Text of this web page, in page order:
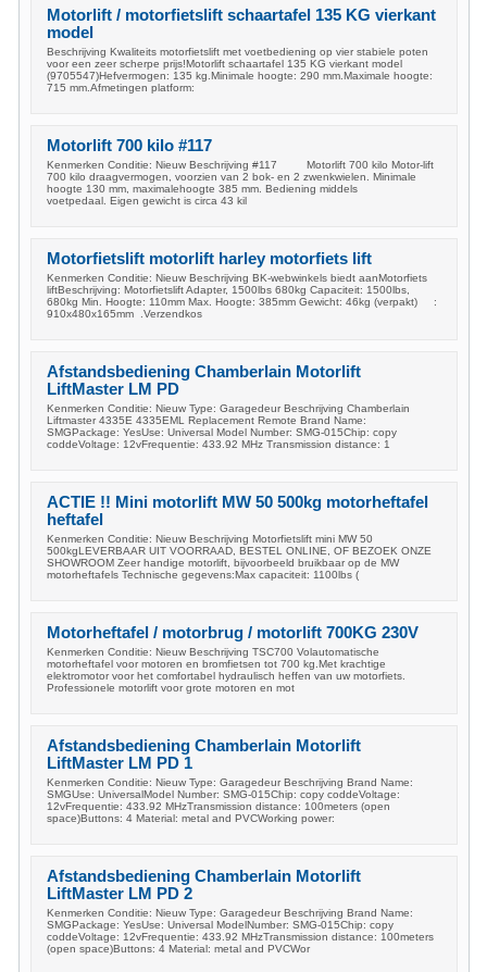
Motorlift / motorfietslift schaartafel 135 KG vierkant
model
Beschrijving Kwaliteits motorfietslift met voetbediening op vier stabiele poten
voor een zeer scherpe prijs!Motorlift schaartafel 135 KG vierkant model
(9705547)Hefvermogen: 135 kg.Minimale hoogte: 290 mm.Maximale hoogte:
715 mm.Afmetingen platform:
Motorlift 700 kilo #117
Kenmerken Conditie: Nieuw Beschrijving #117 Motorlift 700 kilo Motor-lift
700 kilo draagvermogen, voorzien van 2 bok- en 2 zwenkwielen. Minimale
hoogte 130 mm, maximalehoogte 385 mm. Bediening middels
voetpedaal. Eigen gewicht is circa 43 kil
Motorfietslift motorlift harley motorfiets lift
Kenmerken Conditie: Nieuw Beschrijving BK-webwinkels biedt aanMotorfiets
liftBeschrijving: Motorfietslift Adapter, 1500lbs 680kg Capaciteit: 1500lbs,
680kg Min. Hoogte: 110mm Max. Hoogte: 385mm Gewicht: 46kg (verpakt) :
910x480x165mm .Verzendkos
Afstandsbediening Chamberlain Motorlift
LiftMaster LM PD
Kenmerken Conditie: Nieuw Type: Garagedeur Beschrijving Chamberlain
Liftmaster 4335E 4335EML Replacement Remote Brand Name:
SMGPackage: YesUse: Universal Model Number: SMG-015Chip: copy
coddeVoltage: 12vFrequentie: 433.92 MHz Transmission distance: 1
ACTIE !! Mini motorlift MW 50 500kg motorheftafel
heftafel
Kenmerken Conditie: Nieuw Beschrijving Motorfietslift mini MW 50
500kgLEVERBAAR UIT VOORRAAD, BESTEL ONLINE, OF BEZOEK ONZE
SHOWROOM Zeer handige motorlift, bijvoorbeeld bruikbaar op de MW
motorheftafels Technische gegevens:Max capaciteit: 1100lbs (
Motorheftafel / motorbrug / motorlift 700KG 230V
Kenmerken Conditie: Nieuw Beschrijving TSC700 Volautomatische
motorheftafel voor motoren en bromfietsen tot 700 kg.Met krachtige
elektromotor voor het comfortabel hydraulisch heffen van uw motorfiets.
Professionele motorlift voor grote motoren en mot
Afstandsbediening Chamberlain Motorlift
LiftMaster LM PD 1
Kenmerken Conditie: Nieuw Type: Garagedeur Beschrijving Brand Name:
SMGUse: UniversalModel Number: SMG-015Chip: copy coddeVoltage:
12vFrequentie: 433.92 MHzTransmission distance: 100meters (open
space)Buttons: 4 Material: metal and PVCWorking power:
Afstandsbediening Chamberlain Motorlift
LiftMaster LM PD 2
Kenmerken Conditie: Nieuw Type: Garagedeur Beschrijving Brand Name:
SMGPackage: YesUse: Universal ModelNumber: SMG-015Chip: copy
coddeVoltage: 12vFrequentie: 433.92 MHzTransmission distance: 100meters
(open space)Buttons: 4 Material: metal and PVCWor